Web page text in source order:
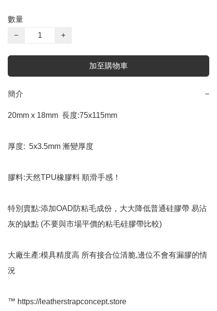
數量
−
+
加至購物車
簡介 −
20mm x 18mm  長度:75x115mm
厚度:  5x3.5mm 漸變厚度
膠料:天然TPU橡膠料 順滑手感！
特別賣點:添加OAD防粘毛成份，大大降低普通硅膠帶 易沾
灰的缺點 (不要與市場平價的粘毛硅膠帶比較)
大廠生產:模具精度高 所有接合位清脆,邊位不會有漏膠的情
況
™️ https://leatherstrapconcept.store